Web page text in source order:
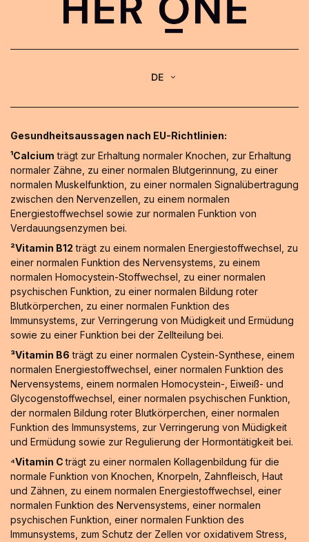
DE
Gesundheitsaussagen nach EU-Richtlinien:
¹Calcium trägt zur Erhaltung normaler Knochen, zur Erhaltung
normaler Zähne, zu einer normalen Blutgerinnung, zu einer
normalen Muskelfunktion, zu einer normalen Signalübertragung
zwischen den Nervenzellen, zu einem normalen
Energiestoffwechsel sowie zur normalen Funktion von
Verdauungsenzymen bei.
²Vitamin B12 trägt zu einem normalen Energiestoffwechsel, zu
einer normalen Funktion des Nervensystems, zu einem
normalen Homocystein-Stoffwechsel, zu einer normalen
psychischen Funktion, zu einer normalen Bildung roter
Blutkörperchen, zu einer normalen Funktion des
Immunsystems, zur Verringerung von Müdigkeit und Ermüdung
sowie zu einer Funktion bei der Zellteilung bei.
³Vitamin B6 trägt zu einer normalen Cystein-Synthese, einem
normalen Energiestoffwechsel, einer normalen Funktion des
Nervensystems, einem normalen Homocystein-, Eiweiß- und
Glycogenstoffwechsel, einer normalen psychischen Funktion,
der normalen Bildung roter Blutkörperchen, einer normalen
Funktion des Immunsystems, zur Verringerung von Müdigkeit
und Ermüdung sowie zur Regulierung der Hormontätigkeit bei.
⁴Vitamin Cträgt zu einer normalen Kollagenbildung für die
normale Funktion von Knochen, Knorpeln, Zahnfleisch, Haut
und Zähnen, zu einem normalen Energiestoffwechsel, einer
normalen Funktion des Nervensystems, einer normalen
psychischen Funktion, einer normalen Funktion des
Immunsystems, zum Schutz der Zellen vor oxidativem Stress,